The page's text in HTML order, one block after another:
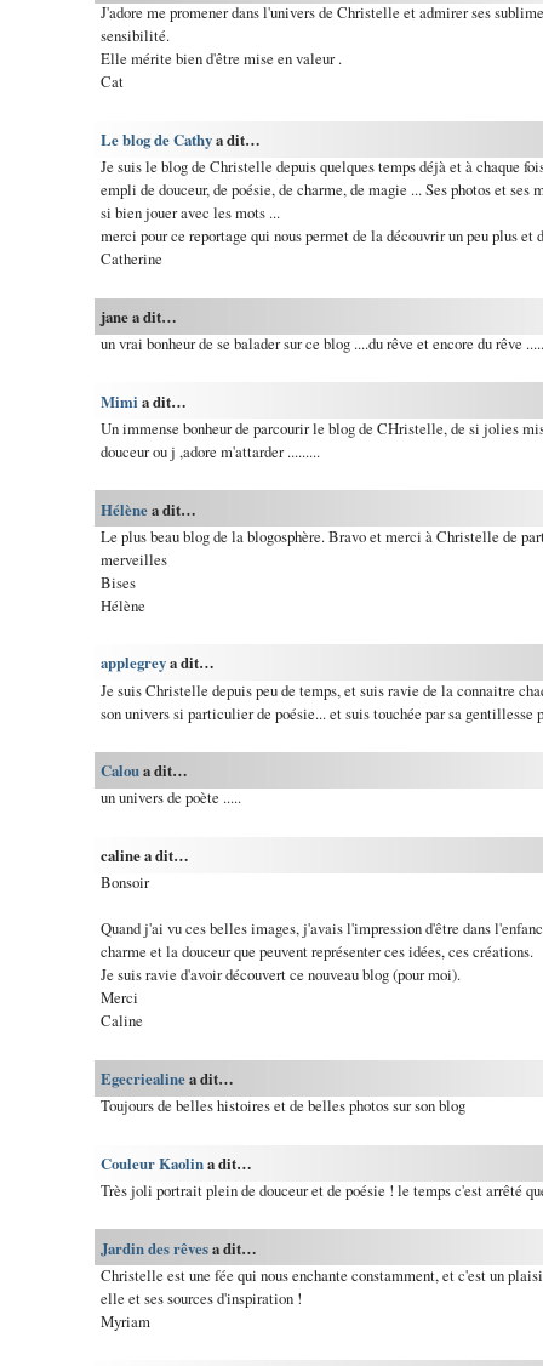
J'adore me promener dans l'univers de Christelle et admirer ses
sensibilité.
Elle mérite bien d'être mise en valeur .
Cat
Le blog de Cathya dit…
Je suis le blog de Christelle depuis quelques temps déjà et à chaque
empli de douceur, de poésie, de charme, de magie ... Ses photos et
si bien jouer avec les mots ...
merci pour ce reportage qui nous permet de la découvrir un peu plus et
Catherine
jane a dit…
un vrai bonheur de se balader sur ce blog ....du rêve et encore du rêve .....
Mimi a dit…
Un immense bonheur de parcourir le blog de CHristelle, de si jolies
douceur ou j ,adore m'attarder .........
Hélènea dit…
Le plus beau blog de la blogosphère. Bravo et merci à Christelle de
merveilles
Bises
Hélène
applegreya dit…
Je suis Christelle depuis peu de temps, et suis ravie de la connaitre
son univers si particulier de poésie... et suis touchée par sa gentillesse
Caloua dit…
un univers de poète .....
caline a dit…
Bonsoir
Quand j'ai vu ces belles images, j'avais l'impression d'être dans
charme et la douceur que peuvent représenter ces idées, ces créations.
Je suis ravie d'avoir découvert ce nouveau blog (pour moi).
Merci
Caline
Egecriealinea dit…
Toujours de belles histoires et de belles photos sur son blog
Couleur Kaolina dit…
Très joli portrait plein de douceur et de poésie ! le temps c'est arrêté
Jardin des rêvesa dit…
Christelle est une fée qui nous enchante constamment, et c'est un
elle et ses sources d'inspiration !
Myriam